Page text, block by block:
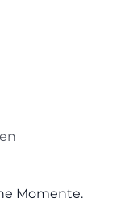
Momente.